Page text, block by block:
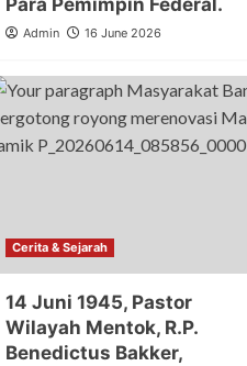
Para Pemimpin Federal.
Admin 16 June 2026
Cerita & Sejarah
14 Juni 1945, Pastor
Wilayah Mentok, R.P.
Benedictus Bakker,